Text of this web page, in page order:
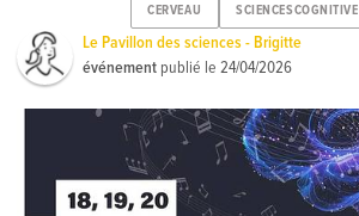
CERVEAU SCIENCESCOGNITIVE
Le Pavillon des sciences - Brigitte
événement publié le24/04/2026